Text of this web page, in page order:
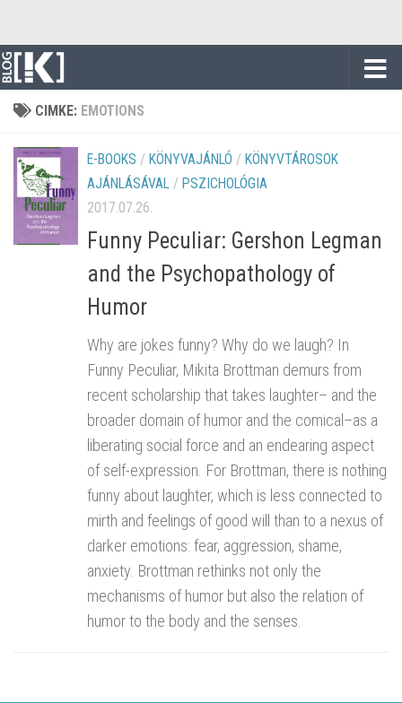
CIMKE: EMOTIONS
E-BOOKS / KÖNYVAJÁNLÓ / KÖNYVTÁROSOK
AJÁNLÁSÁVAL / PSZICHOLÓGIA
2017.07.26.
Funny Peculiar: Gershon Legman
and the Psychopathology of
Humor
Why are jokes funny? Why do we laugh? In
Funny Peculiar, Mikita Brottman demurs from
recent scholarship that takes laughter– and the
broader domain of humor and the comical–as a
liberating social force and an endearing aspect
of self-expression. For Brottman, there is nothing
funny about laughter, which is less connected to
mirth and feelings of good will than to a nexus of
darker emotions: fear, aggression, shame,
anxiety. Brottman rethinks not only the
mechanisms of humor but also the relation of
humor to the body and the senses.